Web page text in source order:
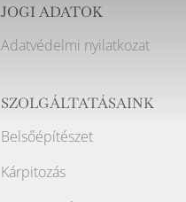
JOGI ADATOK
Adatvédelmi nyilatkozat
SZOLGÁLTATÁSAINK
Belsőépítészet
Kárpitozás